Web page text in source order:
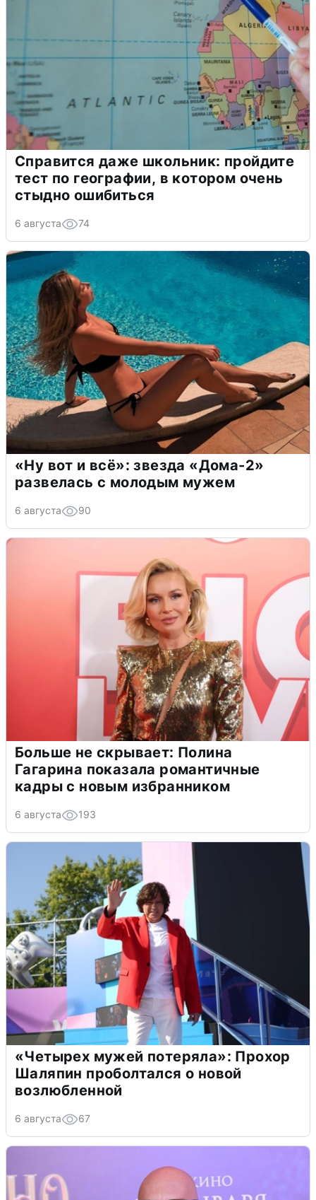
Справится даже школьник: пройдите
тест по географии, в котором очень
стыдно ошибиться
6 августа 74
«Ну вот и всё»: звезда «Дома-2»
развелась с молодым мужем
6 августа 90
Больше не скрывает: Полина
Гагарина показала романтичные
кадры с новым избранником
6 августа 193
«Четырех мужей потеряла»: Прохор
Шаляпин проболтался о новой
возлюбленной
6 августа 67